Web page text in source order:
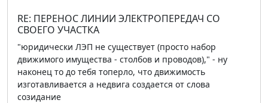
RE: ПЕРЕНОС ЛИНИИ ЭЛЕКТРОПЕРЕДАЧ СО
СВОЕГО УЧАСТКА
"юридически ЛЭП не существует (просто набор
движимого имущества - столбов и проводов)," - ну
наконец то до тебя топерло, что движимость
изготавливается а недвига создается от слова
созидание